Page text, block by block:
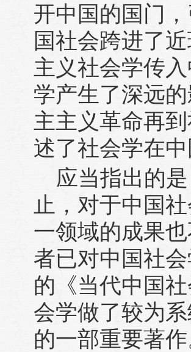
开中国的国门
国社会跨进了
主义社会学传
学产生了深远
主主义革命再
述了社会学在
应当指出的
止，对于中国
一领域的成果
者已对中国社
的《当代中国
会学做了较为
的一部重要著